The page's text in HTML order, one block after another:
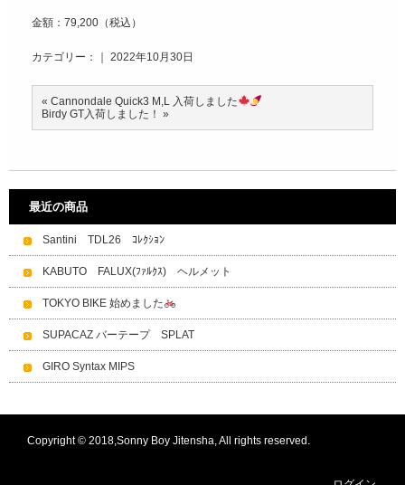
金額：79,200（税込）
カテゴリー：｜ 2022年10月30日
« Cannondale Quick3 M,L 入荷しました
Birdy GT入荷しました！ »
最近の商品
Santini TDL26 ｺﾚｸｼｮﾝ
KABUTO FALUX(ﾌｧﾙｸｽ) ヘルメット
TOKYO BIKE 始めました
SUPACAZ バーテープ SPLAT
GIRO Syntax MIPS
Copyright © 2018,Sonny Boy Jitensha, All rights reserved.